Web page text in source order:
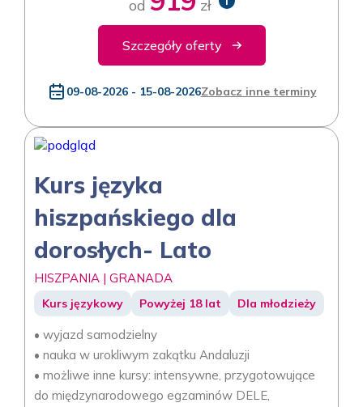
od zł
Szczegóły oferty
09-08-2026 - 15-08-2026Zobacz inne terminy
Kurs języka
hiszpańskiego dla
dorosłych- Lato
HISZPANIA | GRANADA
Kurs językowy Powyżej 18 lat Dla młodzieży
• wyjazd samodzielny
• nauka w urokliwym zakątku Andaluzji
• możliwe inne kursy: intensywne, przygotowujące
do międzynarodowego egzaminów DELE,